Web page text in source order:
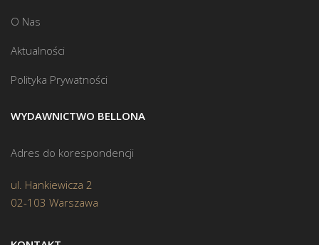
O Nas
Aktualności
Polityka Prywatności
WYDAWNICTWO BELLONA
Adres do korespondencji
ul. Hankiewicza 2
02-103 Warszawa